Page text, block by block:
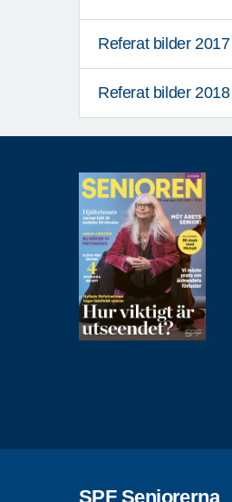
Referat bilder 2017
Referat bilder 2018
SPF Seniorerna